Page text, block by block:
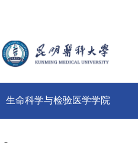
生命科学与检验医学学院